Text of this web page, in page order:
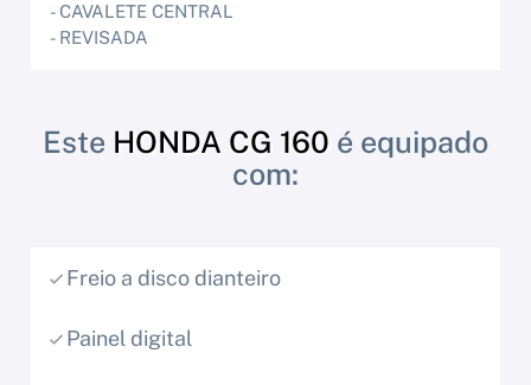
- CAVALETE CENTRAL
- REVISADA
Este HONDA CG 160 é equipado
com:
Freio a disco dianteiro
Painel digital